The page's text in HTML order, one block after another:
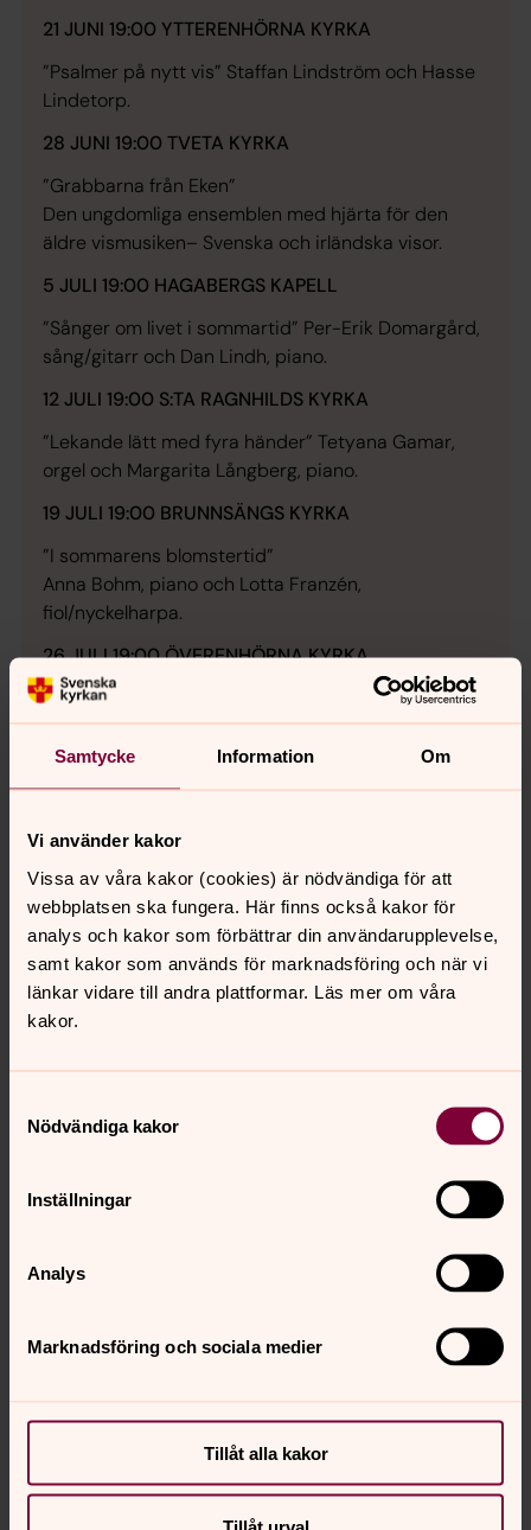
Samtycke Information Om
Vi använder kakor
Vissa av våra kakor (cookies) är nödvändiga för att
webbplatsen ska fungera. Här finns också kakor för
analys och kakor som förbättrar din användarupplevelse,
samt kakor som används för marknadsföring och när vi
länkar vidare till andra plattformar. Läs mer om våra
kakor.
Nödvändiga kakor
Inställningar
Analys
Marknadsföring och sociala medier
Tillåt alla kakor
21 JUNI 19:00 YTTERENHÖRNA KYRKA
”Psalmer på nytt vis” Staffan Lindström och Hasse
Lindetorp.
28 JUNI 19:00 TVETA KYRKA
”Grabbarna från Eken”
Den ungdomliga ensemblen med hjärta för den
äldre vismusiken– Svenska och irländska visor.
5 JULI 19:00 HAGABERGS KAPELL
”Sånger om livet i sommartid” Per-Erik Domargård,
sång/gitarr och Dan Lindh, piano.
12 JULI 19:00 S:TA RAGNHILDS KYRKA
”Lekande lätt med fyra händer” Tetyana Gamar,
orgel och Margarita Långberg, piano.
19 JULI 19:00 BRUNNSÄNGS KYRKA
”I sommarens blomstertid”
Anna Bohm, piano och Lotta Franzén,
fiol/nyckelharpa.
26 JULI 19:00 ÖVERENHÖRNA KYRKA
”En resa genom tid och rum” Vlad Constantin
Visenescu, orgel.
2 AUGUSTI 19:00 BRUNNSÄNGS KYRKA
Lara Oróstica, sång och
Vlad Constantin Visenescu, orgel/piano.
9 AUGUSTI 19:00 S:TA RAGNHILDS KYRKA
”Sjung av hjärtat sjung” Linnea Ehrnlund, sopran
och Olof Oscarson, piano.
16 AUGUSTI 19:00 LINA KYRKA
”Psalmskatten i ny tappning” Svenska
23 AUGUSUTI 19:00 S:TA RAGNHILDS KYRKA
”Ett stråk av sommarvärme” Stråkensemble ur
Södertälje Orkesterförening under ledning av Jacob
Senast ändrad 12 juni 2023
Synpunkter eller frågor på sidans
sodertalje.pastorat@svenskakyrkan.se